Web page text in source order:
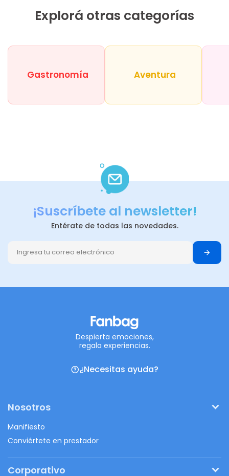
Explorá otras categorías
Gastronomía Aventura
¡Suscríbete al newsletter!
Entérate de todas las novedades.
Despierta emociones,
regala experiencias.
¿Necesitas ayuda?
Nosotros
Manifiesto
Conviértete en prestador
Corporativo